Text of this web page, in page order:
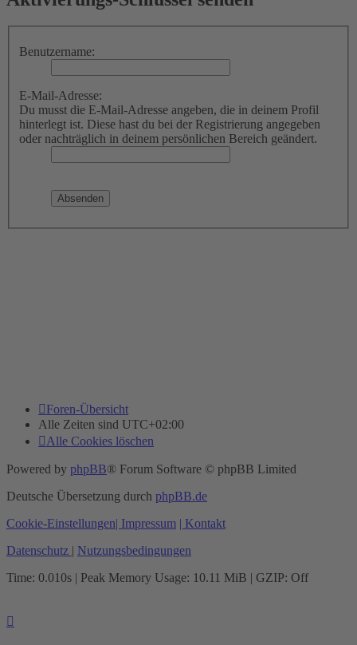
Benutzername:
E-Mail-Adresse:
Du musst die E-Mail-Adresse angeben, die in deinem Profil
hinterlegt ist. Diese hast du bei der Registrierung angegeben
oder nachträglich in deinem persönlichen Bereich geändert.
Foren-Übersicht
Alle Zeiten sind UTC+02:00
Alle Cookies löschen
Powered by phpBB® Forum Software © phpBB Limited
Deutsche Übersetzung durch phpBB.de
Cookie-Einstellungen| Impressum | Kontakt
Datenschutz | Nutzungsbedingungen
Time: 0.010s | Peak Memory Usage: 10.11 MiB | GZIP: Off